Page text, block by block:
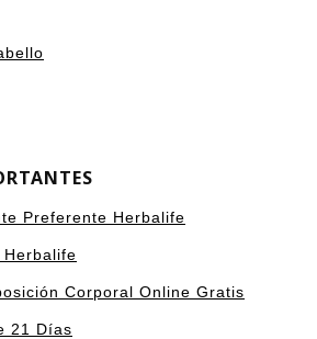
Preferente Herbalife
Corporal Online Gratis
21 Días